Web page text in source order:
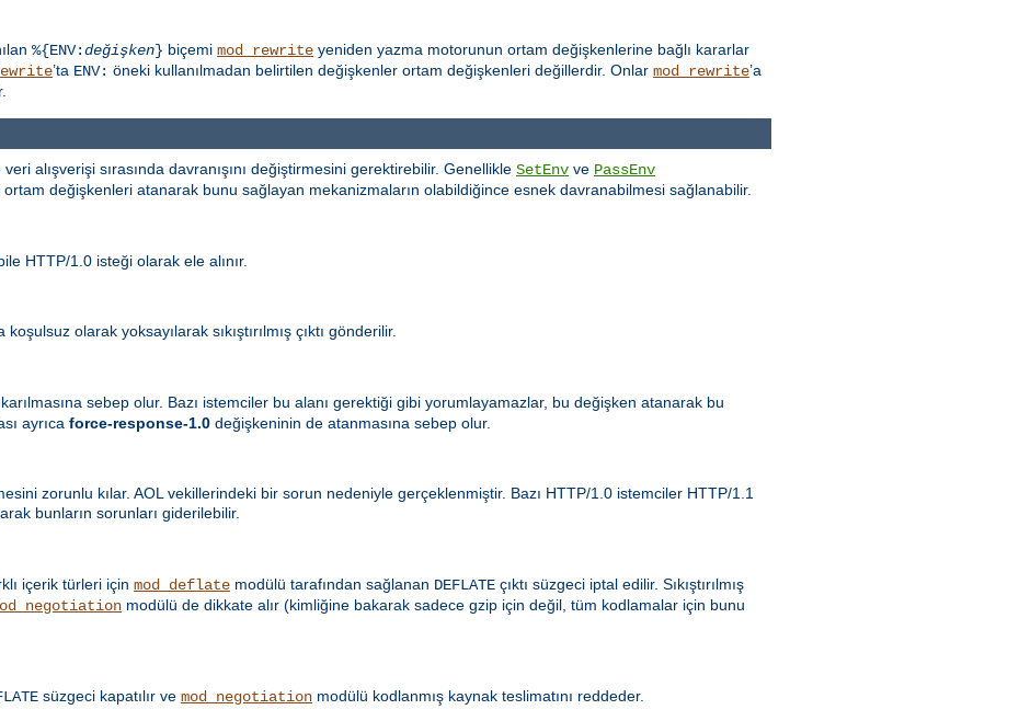
%{ENV:değişken} biçemi mod_rewrite yeniden yazma motorunun ortam değişkenlerine bağlı kararlar
’ta ENV: öneki kullanılmadan belirtilen değişkenler ortam değişkenleri değillerdir. Onlar mod_rewrite’a
alışverişi sırasında davranışını değiştirmesini gerektirebilir. Genellikle SetEnv ve PassEnv
değişkenleri atanarak bunu sağlayan mekanizmaların olabildiğince esnek davranabilmesi sağlanabilir.
HTTP/1.0 isteği olarak ele alınır.
olarak yoksayılarak sıkıştırılmış çıktı gönderilir.
sebep olur. Bazı istemciler bu alanı gerektiği gibi yorumlayamazlar, bu değişken atanarak bu
ayrıca force-response-1.0 değişkeninin de atanmasına sebep olur.
zorunlu kılar. AOL vekillerindeki bir sorun nedeniyle gerçeklenmiştir. Bazı HTTP/1.0 istemciler HTTP/1.1
bunların sorunları giderilebilir.
içerik türleri için mod_deflate modülü tarafından sağlanan DEFLATE çıktı süzgeci iptal edilir. Sıkıştırılmış
modülü de dikkate alır (kimliğine bakarak sadece gzip için değil, tüm kodlamalar için bunu
süzgeci kapatılır ve mod_negotiation modülü kodlanmış kaynak teslimatını reddeder.